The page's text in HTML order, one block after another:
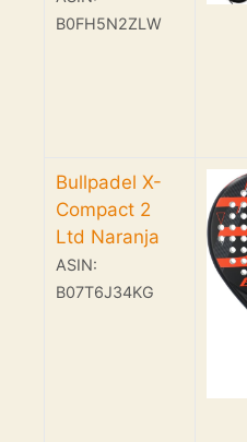
B0FH5N2ZLW
Bullpadel X-
Compact 2
Ltd Naranja
ASIN:
B07T6J34KG